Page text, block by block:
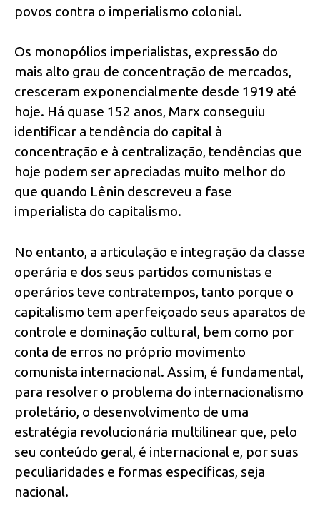
povos contra o imperialismo colonial.
Os monopólios imperialistas, expressão do
mais alto grau de concentração de mercados,
cresceram exponencialmente desde 1919 até
hoje. Há quase 152 anos, Marx conseguiu
identificar a tendência do capital à
concentração e à centralização, tendências que
hoje podem ser apreciadas muito melhor do
que quando Lênin descreveu a fase
imperialista do capitalismo.
No entanto, a articulação e integração da classe
operária e dos seus partidos comunistas e
operários teve contratempos, tanto porque o
capitalismo tem aperfeiçoado seus aparatos de
controle e dominação cultural, bem como por
conta de erros no próprio movimento
comunista internacional. Assim, é fundamental,
para resolver o problema do internacionalismo
proletário, o desenvolvimento de uma
estratégia revolucionária multilinear que, pelo
seu conteúdo geral, é internacional e, por suas
peculiaridades e formas específicas, seja
nacional.